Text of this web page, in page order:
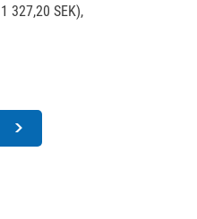
327,20 SEK),